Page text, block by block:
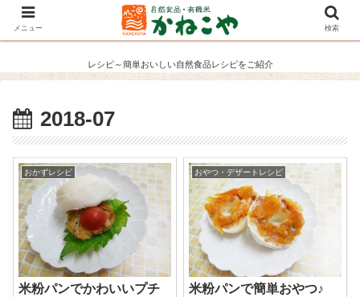
レシピ～簡単おいしい自然食品レシピをご紹介
2018-07
おかずレシピ
米粉パンでかわいいプチ
おやつ・デザートレシピ
米粉パンで簡単おやつ♪
メニュー 検索